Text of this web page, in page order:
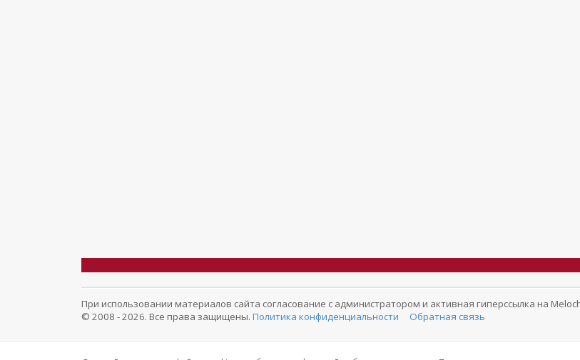
При использовании материалов сайта согласование с администратором и активная гиперссылка на
© 2008 - 2026. Все права защищены. Политика конфиденциальности Обратная связь